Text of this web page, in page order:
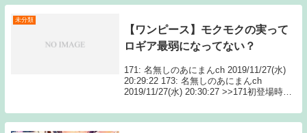
未分類
【ワンピース】モクモクの実って
ロギア最弱になってない？
171: 名無しのあにまんch 2019/11/27(水)
20:29:22 173: 名無しのあにまんch
2019/11/27(水) 20:30:27 >>171初登場時は
んch【ワ...